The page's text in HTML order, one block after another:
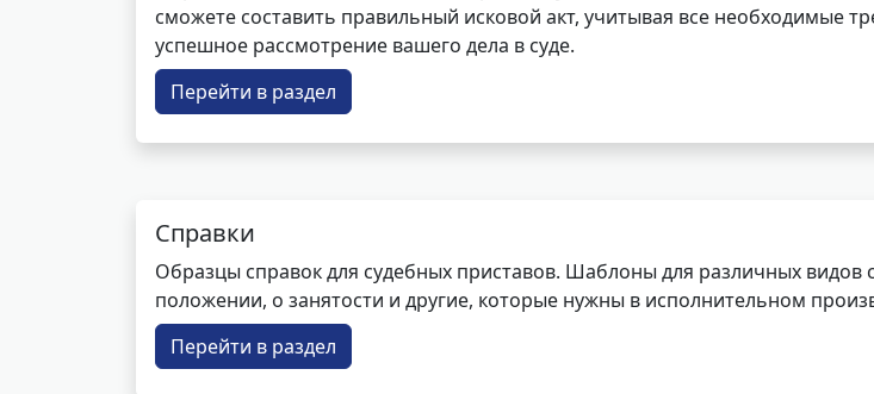
сможете составить правильный исковой акт, учитывая все необходимые
успешное рассмотрение вашего дела в суде.
Перейти в раздел
Справки
Образцы справок для судебных приставов. Шаблоны для различных видов
положении, о занятости и другие, которые нужны в исполнительном
Перейти в раздел